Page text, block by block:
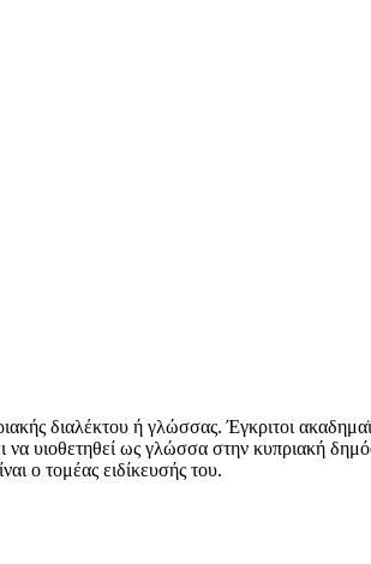
διαλέκτου ή γλώσσας. Έγκριτοι
υιοθετηθεί ως γλώσσα στην κυπριακή
ο τομέας ειδίκευσής του.